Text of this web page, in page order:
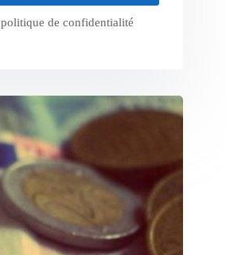
politique de confidentialité